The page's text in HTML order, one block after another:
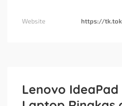
Website https://
Lenovo IdeaPad